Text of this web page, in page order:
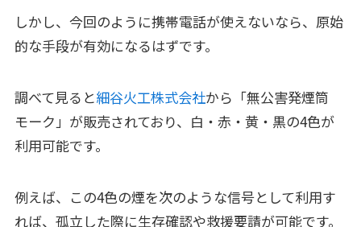
しかし、今回のように携帯電話が使えないなら、原始
的な手段が有効になるはずです。
調べて見ると細谷火工株式会社から「無公害発煙筒
モーク」が販売されており、白・赤・黄・黒の4色が
利用可能です。
例えば、この4色の煙を次のような信号として利用す
れば、孤立した際に生存確認や救援要請が可能です。